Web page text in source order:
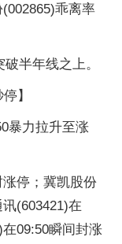
乖离率
半年线之上。
】
暴力拉升至涨
停；冀凯股份
(603421)在
09:50瞬间封涨